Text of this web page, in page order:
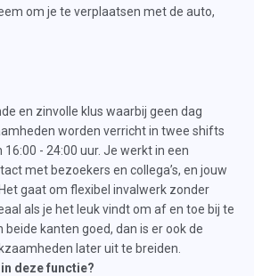
om je te verplaatsen met de auto,
en zinvolle klus waarbij geen dag
worden verricht in twee shifts
16:00 - 24:00 uur. Je werkt in een
met bezoekers en collega’s, en jouw
gaat om flexibel invalwerk zonder
als je het leuk vindt om af en toe bij te
kanten goed, dan is er ook de
later uit te breiden.
deze functie?